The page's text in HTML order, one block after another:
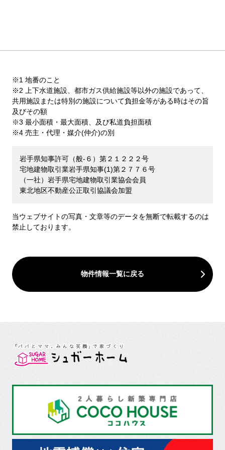
※1 地番のこと
※2 上下水道施設、都市ガス供給施設等以外の施設であって、
共用施設または特別の施設について負担金等がある時はその旨
及びその額
※3 最小面積・最大面積、及び私道負担面積
※4 売主・代理・媒介(仲介)の別
岩手県知事許可（般-６）第２１２２２号
宅地建物取引業岩手県知事(1)第２７７６号
（一社）岩手県宅地建物取引業協会会員
東北地区不動産公正取引協議会加盟
当ウェブサイトの写真・文章等のデータを無断で転載するのは
禁止しております。
物件情報一覧に戻る